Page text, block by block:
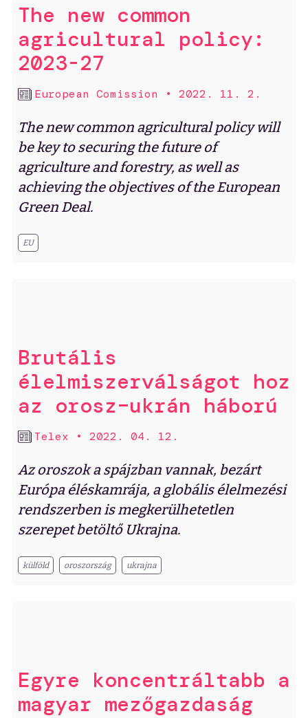
The new common
agricultural policy:
2023-27
European Comission • 2022. 11. 2.
The new common agricultural policy will
be key to securing the future of
agriculture and forestry, as well as
achieving the objectives of the European
Green Deal.
EU
Brutális
élelmiszerválságot hoz
az orosz–ukrán háború
Telex • 2022. 04. 12.
Az oroszok a spájzban vannak, bezárt
Európa éléskamrája, a globális élelmezési
rendszerben is megkerülhetetlen
szerepet betöltő Ukrajna.
külföld oroszország ukrajna
Egyre koncentráltabb a
magyar mezőgazdaság